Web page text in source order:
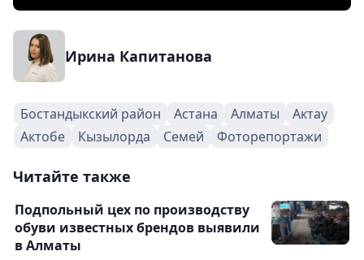
Ирина Капитанова
Бостандыкский район Астана Алматы
Актау
Актобе
Кызылорда Семей Фоторепортажи
Читайте также
Подпольный цех по производству
обуви известных брендов выявили
в Алматы